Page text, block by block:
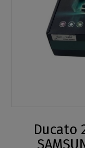
Ducato